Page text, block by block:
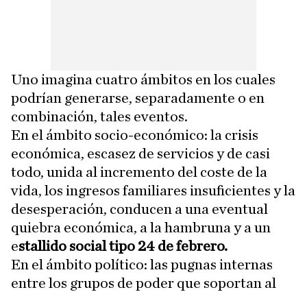
Uno imagina cuatro ámbitos en los cuales
podrían generarse, separadamente o en
combinación, tales eventos.
En el ámbito socio-económico: la crisis
económica, escasez de servicios y de casi
todo, unida al incremento del coste de la
vida, los ingresos familiares insuficientes y la
desesperación, conducen a una eventual
quiebra económica, a la hambruna y a un
estallido social tipo 24 de febrero.
En el ámbito político: las pugnas internas
entre los grupos de poder que soportan al